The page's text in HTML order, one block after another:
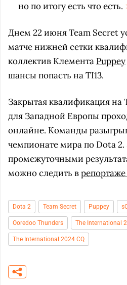
но по итогу есть что есть.
Днем 22 июня Team Secret
матче нижней сетки
коллектив Клемента Puppey
шансы попасть на TI13.
Закрытая квалификация
для Западной Европы
онлайне. Команды
чемпионате мира по Dota
промежуточными
можно следить в
Dota 2 Team Secret Puppey
Ooredoo Thunders The International
The International 2024 CQ